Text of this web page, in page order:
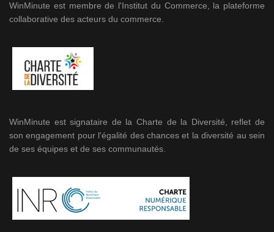
WinMinute est membre de l'Institut du Commerce, la plateforme
collaborative des acteurs du commerce.
WinMinute est signataire de la Charte de la Diversité, reflet de
son engagement pour l'égalité des chances et la diversité au sein
de ses équipes et de ses communautés.